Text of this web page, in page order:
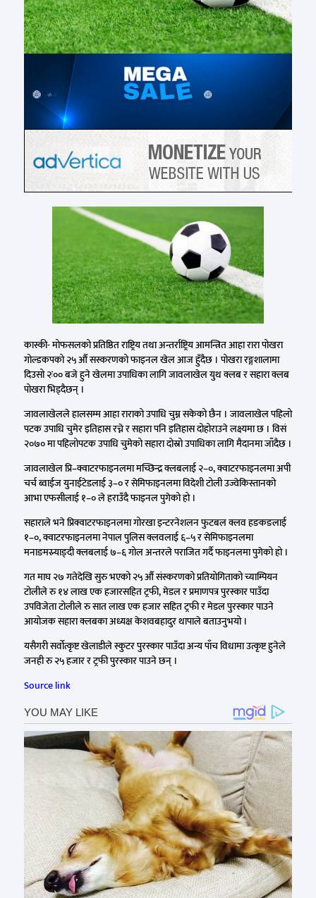
कास्की- मोफसलको प्रतिष्ठित राष्ट्रिय तथा अन्तर्राष्ट्रिय आमन्त्रित आहा रारा पोखरा
गोल्डकपको २५ औँ सस्करणको फाइनल खेल आज हुँदैछ । पोखरा रङ्गशालामा
दिउसो २ः०० बजे हुने खेलमा उपाधिका लागि जावलाखेल युथ क्लब र सहारा क्लब
पोखरा भिड्दैछन् ।
जावलाखेलले हालसम्म आहा राराको उपाधि चुम्न सकेको छैन । जावलाखेल पहिलो
पटक उपाधि चुमेर इतिहास रच्ने र सहारा पनि इतिहास दोहोराउने लक्ष्यमा छ । विसं
२०७० मा पहिलोपटक उपाधि चुमेको सहारा दोस्रो उपाधिका लागि मैदानमा जाँदैछ ।
जावलाखेल प्रि–क्वाटरफाइनलमा मच्छिन्द्र क्लबलाई २–०, क्वाटरफाइनलमा अपी
चर्च ब्वाईज युनाईटेडलाई ३–० र सेमिफाइनलमा विदेशी टोली उज्वेकिस्तानको
आभा एफसीलाई १–० ले हराउँदै फाइनल पुगेको हो ।
सहाराले भने प्रिक्वाटरफाइनलमा गोरखा इन्टरनेशलन फुटबल क्लव हङकङलाई
१–०, क्वाटरफाइनलमा नेपाल पुलिस क्लवलाई ६–५ र सेमिफाइनलमा
मनाङमस्र्याङ्दी क्लबलाई ७–६ गोल अन्तरले पराजित गर्दै फाइनलमा पुगेको हो ।
गत माघ २७ गतेदेखि सुरु भएको २५ औँ संस्करणको प्रतियोगिताको च्याम्पियन
टोलीले रु १४ लाख एक हजारसहित ट्रफी, मेडल र प्रमाणपत्र पुरस्कार पाउँदा
उपविजेता टोलीले रु सात लाख एक हजार सहित ट्रफी र मेडल पुरस्कार पाउने
आयोजक सहारा क्लबका अध्यक्ष केशवबहादुर थापाले बताउनुभयो ।
यसैगरी सर्वोत्कृष्ट खेलाडीले स्कुटर पुरस्कार पाउँदा अन्य पाँच विधामा उत्कृष्ट हुनेले
जनही रु २५ हजार र ट्रफी पुरस्कार पाउने छन् ।
Source link